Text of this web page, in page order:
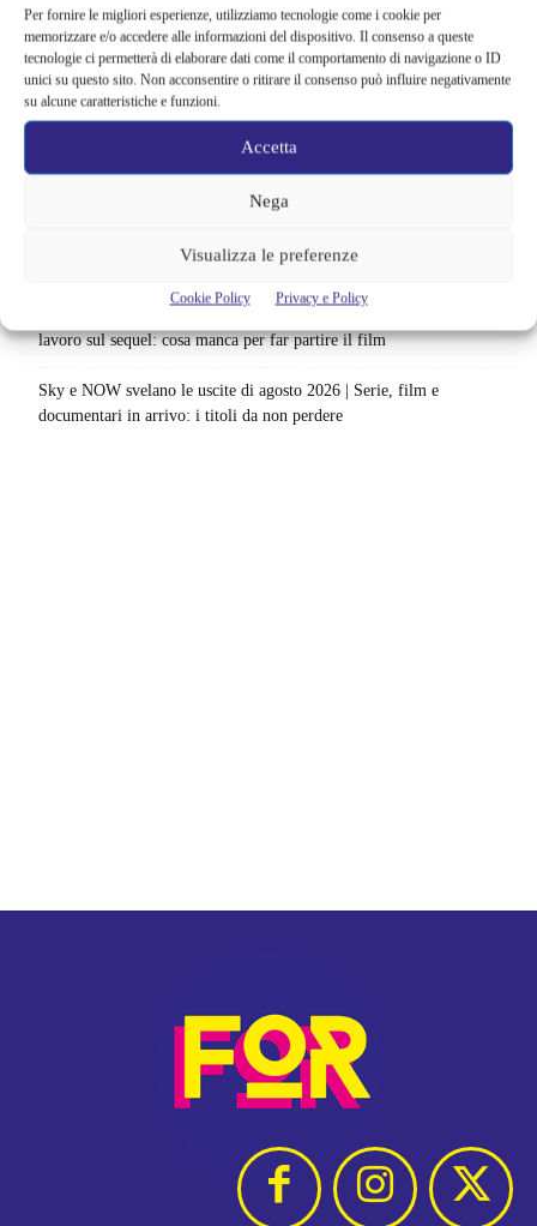
Per fornire le migliori esperienze, utilizziamo tecnologie come i cookie per
memorizzare e/o accedere alle informazioni del dispositivo. Il consenso a queste
tecnologie ci permetterà di elaborare dati come il comportamento di navigazione o ID
unici su questo sito. Non acconsentire o ritirare il consenso può influire negativamente
su alcune caratteristiche e funzioni.
Accetta
Nega
Visualizza le preferenze
Cookie Policy Privacy e Policy
Sei stagioni di guerre e complotti nello spazio | Su Prime Video si
nasconde una grande epopea sci-fi: la saga salvata appena in tempo
Il creatore di Yellowstone firma un altro successo | La serie supera
Fallout e One Piece: il risultato è eccezionale
immagini: cosa anticipano sulla nuova stagione
lavoro sul sequel: cosa manca per far partire il film
Sky e NOW svelano le uscite di agosto 2026 | Serie, film e
documentari in arrivo: i titoli da non perdere